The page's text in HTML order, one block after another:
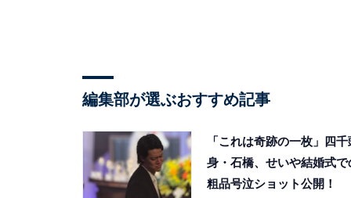
編集部が選ぶおすすめ記事
「これは奇跡の一枚」四千
身・石橋、せいや結婚式で
粗品号泣ショット公開！